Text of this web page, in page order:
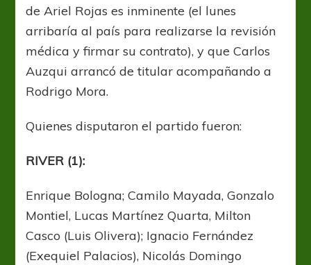
de Ariel Rojas es inminente (el lunes
arribaría al país para realizarse la revisión
médica y firmar su contrato), y que Carlos
Auzqui arrancó de titular acompañando a
Rodrigo Mora.
Quienes disputaron el partido fueron:
RIVER (1):
Enrique Bologna; Camilo Mayada, Gonzalo
Montiel, Lucas Martínez Quarta, Milton
Casco (Luis Olivera); Ignacio Fernández
(Exequiel Palacios), Nicolás Domingo